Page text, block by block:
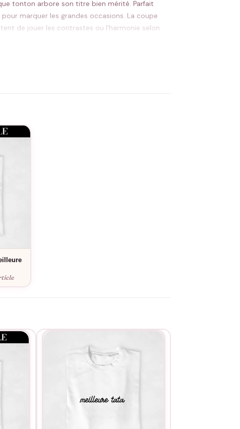
tonton arbore son titre bien mérité. Parfait
marquer les grandes occasions. La coupe
de jouer les contrastes ou l’harmonie selon
afficher votre complicité au quotidien.